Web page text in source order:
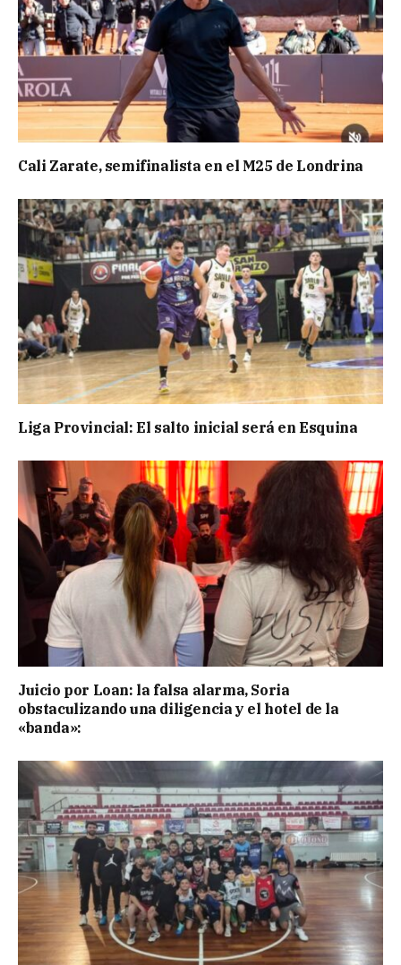
Cali Zarate, semifinalista en el M25 de Londrina
Liga Provincial: El salto inicial será en Esquina
Juicio por Loan: la falsa alarma, Soria
obstaculizando una diligencia y el hotel de la
«banda»: